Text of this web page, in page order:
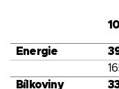
Energie
Bílkoviny